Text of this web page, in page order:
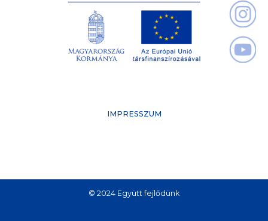
IMPRESSZUM
© 2024 Együtt fejlődünk